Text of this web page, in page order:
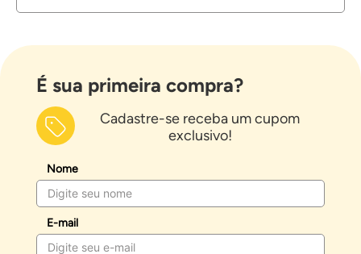
É sua primeira compra?
Cadastre-se receba um cupom
exclusivo!
Nome
E-mail